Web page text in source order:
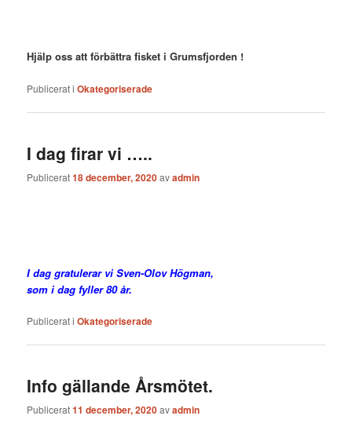
Hjälp oss att förbättra fisket i Grumsfjorden !
Publicerat i Okategoriserade
I dag firar vi …..
Publicerat18 december, 2020avadmin
I dag gratulerar vi Sven-Olov Högman,
som i dag fyller 80 år.
Publicerat i Okategoriserade
Info gällande Årsmötet.
Publicerat11 december, 2020avadmin